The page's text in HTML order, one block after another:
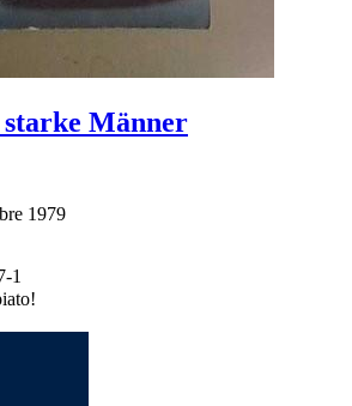
Männer
1979
1